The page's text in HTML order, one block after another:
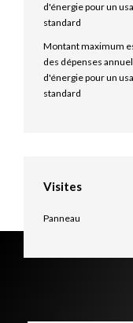
d'énergie pour un
standard
Montant maximum
des dépenses
d'énergie pour un
standard
Visites
Panneau